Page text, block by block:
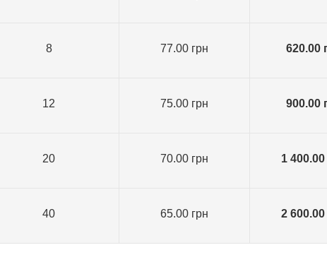
8 77.00 грн 620.00
12 75.00 грн 900.00
20 70.00 грн 1 400.00
40 65.00 грн 2 600.00